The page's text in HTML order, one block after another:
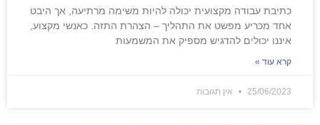
כתיבת עבודה מקצועית יכולה להיות משימה מרתיעה, אך היבט
אחד מכריע מפשט את התהליך – הצהרת התזה. כאנשי מקצוע,
איננו יכולים להדגיש מספיק את המשמעות
קרא עוד »
25/06/2023 אין תגובות